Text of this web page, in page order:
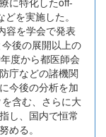
を実施した。
容を学会で発表
後の展開以上の
度から都医師会
庁などの諸機関
今後の分析を加
含む、さらに大
し、国内で恒常
める。